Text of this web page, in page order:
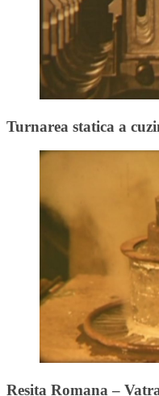
Turnarea statica a
Resita Romana –